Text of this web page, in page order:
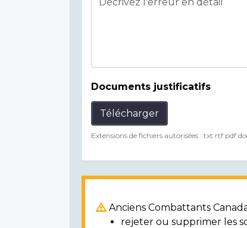
Documents justificatifs
Télécharger
Extensions de fichiers autorisées : txt rtf pdf
Anciens Combattants
rejeter ou supprimer les